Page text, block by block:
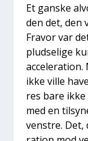
Et gan­ske
den det, den
Fra­vor var
plud­se­li­ge
ikke vil­le
res bare
med en
ven­stre.